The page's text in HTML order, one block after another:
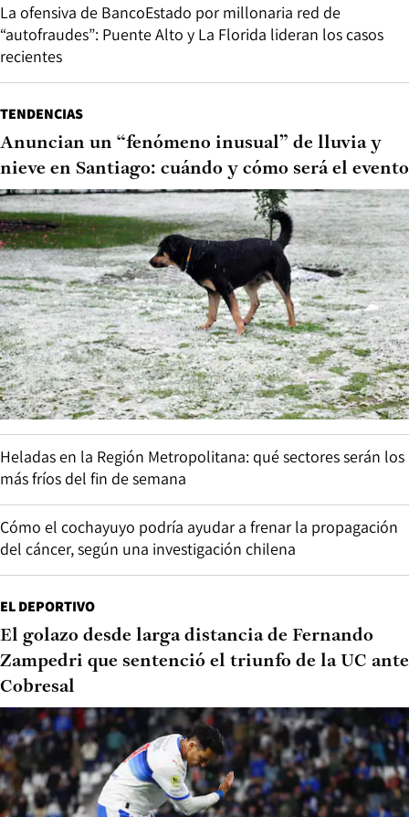
La ofensiva de BancoEstado por millonaria red de
“autofraudes”: Puente Alto y La Florida lideran los casos
recientes
TENDENCIAS
Anuncian un “fenómeno inusual” de lluvia y
nieve en Santiago: cuándo y cómo será el evento
Heladas en la Región Metropolitana: qué sectores serán los
más fríos del fin de semana
Cómo el cochayuyo podría ayudar a frenar la propagación
del cáncer, según una investigación chilena
EL DEPORTIVO
El golazo desde larga distancia de Fernando
Zampedri que sentenció el triunfo de la UC ante
Cobresal